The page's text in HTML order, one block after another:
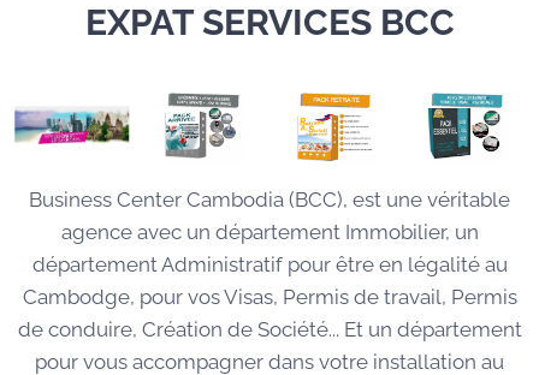
EXPAT SERVICES BCC
Business Center Cambodia (BCC), est une véritable
agence avec un département Immobilier, un
département Administratif pour être en légalité au
Cambodge, pour vos Visas, Permis de travail, Permis
de conduire, Création de Société... Et un département
pour vous accompagner dans votre installation au